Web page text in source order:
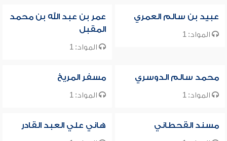
عبيد بن سالم العمري
المواد: 1
عمر بن عبد الله بن محمد
المقبل
المواد: 1
محمد سالم الدوسري
المواد: 1
مسفر المريخ
المواد: 1
مسند القحطاني هاني علي العبد القادر